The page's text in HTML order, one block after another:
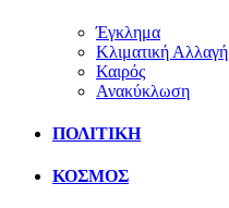
Έγκλημα
Κλιματική Αλλαγή
Καιρός
Ανακύκλωση
ΠΟΛΙΤΙΚΗ
ΚΟΣΜΟΣ